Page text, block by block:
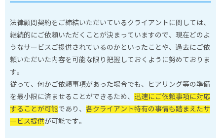
法律顧問契約をご締結いただいているクライアントに関しては、
継続的にご依頼いただくことが決まっていますので、現在どのよ
うなサービスご提供されているのかといったことや、過去にご依
頼いただいた内容を可能な限り把握しておくように努めておりま
す。
従って、何かご依頼事項があった場合でも、ヒアリング等の準備
を最小限に済ませることができるため、 迅速にご依頼事項に対応
することが可能であり、 各クライアント特有の事情も踏まえたサ
ービス提供が可能です。